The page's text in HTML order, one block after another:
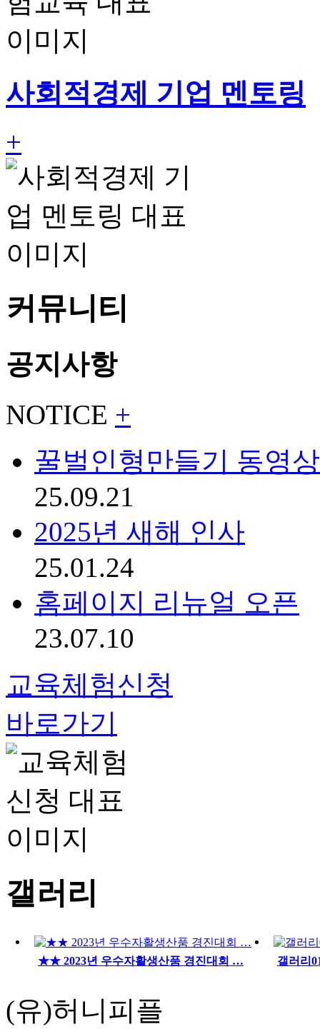
사회적경제 기업 멘토링
+
커뮤니티
공지사항
NOTICE +
꿀벌인형만들기 동영상
25.09.21
2025년 새해 인사
25.01.24
홈페이지 리뉴얼 오픈
23.07.10
교육체험신청
바로가기
갤러리
★★ 2023년 우수자활생산품 경진대회 … 갤러리
(유)허니피플